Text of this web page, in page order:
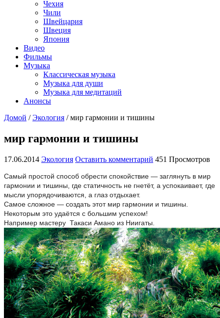
Чехия
Чили
Швейцария
Швеция
Япония
Видео
Фильмы
Музыка
Классическая музыка
Музыка для души
Музыка для медитаций
Анонсы
Домой / Экология / мир гармонии и тишины
мир гармонии и тишины
17.06.2014 Экология Оставить комментарий 451 Просмотров
Самый простой способ обрести спокойствие — заглянуть в мир
гармонии и тишины, где статичность не гнетёт, а успокаивает, где
мысли упорядочиваются, а глаз отдыхает.
Самое сложное — создать этот мир гармонии и тишины.
Некоторым это удаётся с большим успехом!
Например мастеру Такаси Амано из Ниигаты.